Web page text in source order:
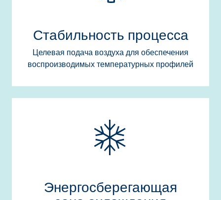
Стабильность процесса
Целевая подача воздуха для обеспечения
воспроизводимых температурных профилей
Энергосберегающая